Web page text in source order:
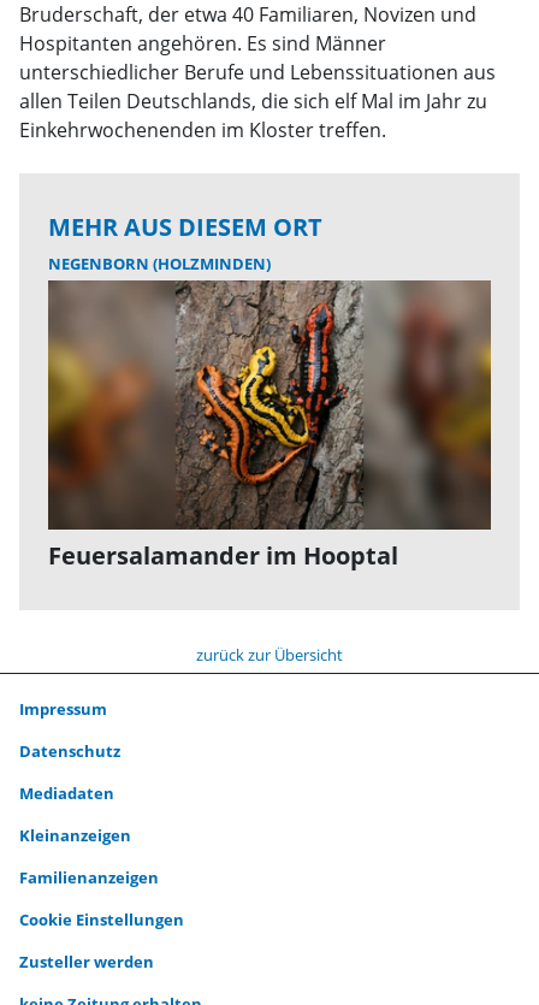
Bruderschaft, der etwa 40 Familiaren, Novizen und
Hospitanten angehören. Es sind Männer
unterschiedlicher Berufe und Lebenssituationen aus
allen Teilen Deutschlands, die sich elf Mal im Jahr zu
Einkehrwochenenden im Kloster treffen.
MEHR AUS DIESEM ORT
NEGENBORN (HOLZMINDEN)
Feuersalamander im Hooptal
zurück zur Übersicht
Impressum
Datenschutz
Mediadaten
Kleinanzeigen
Familienanzeigen
Cookie Einstellungen
Zusteller werden